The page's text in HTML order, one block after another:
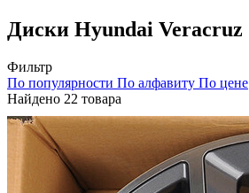
Диски Hyundai Veracruz
Фильтр
По популярности По алфавиту По цене
Найдено 22 товара